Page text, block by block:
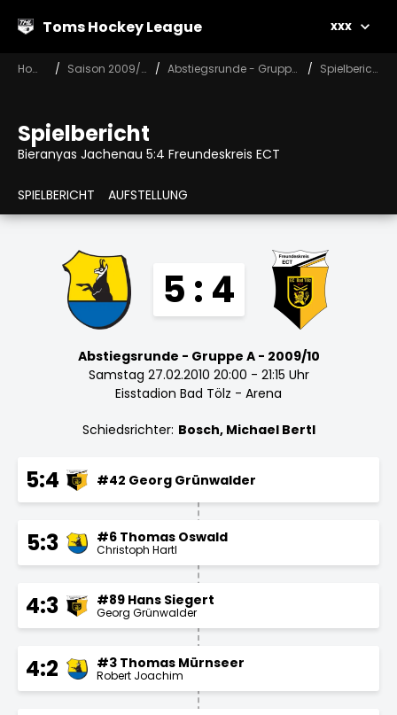
Toms Hockey League xxx
Home Saison 2009/10 Abstiegsrunde - Gruppe A Spielbericht
Spielbericht
Bieranyas Jachenau 5:4 Freundeskreis ECT
SPIELBERICHT AUFSTELLUNG
5 : 4
Abstiegsrunde - Gruppe A - 2009/10
Samstag 27.02.2010 20:00 - 21:15 Uhr
Eisstadion Bad Tölz - Arena
Schiedsrichter: Bosch, Michael Bertl
5:4 #42 Georg Grünwalder
5:3 #6 Thomas Oswald
Christoph Hartl
4:3 #89 Hans Siegert
Georg Grünwalder
4:2 #3 Thomas Mürnseer
Robert Joachim